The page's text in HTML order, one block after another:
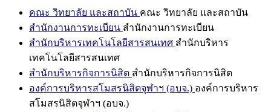
คณะ วิทยาลัย และสถาบัน คณะ วิทยาลัย และสถาบัน
สำนักงานการทะเบียน สำนักงานการทะเบียน
สำนักบริหารเทคโนโลยีสารสนเทศ สำนักบริหาร
เทคโนโลยีสารสนเทศ
สำนักบริหารกิจการนิสิต สำนักบริหารกิจการนิสิต
องค์การบริหารสโมสรนิสิตจุฬาฯ (อบจ.) องค์การบริหาร
สโมสรนิสิตจุฬาฯ (อบจ.)